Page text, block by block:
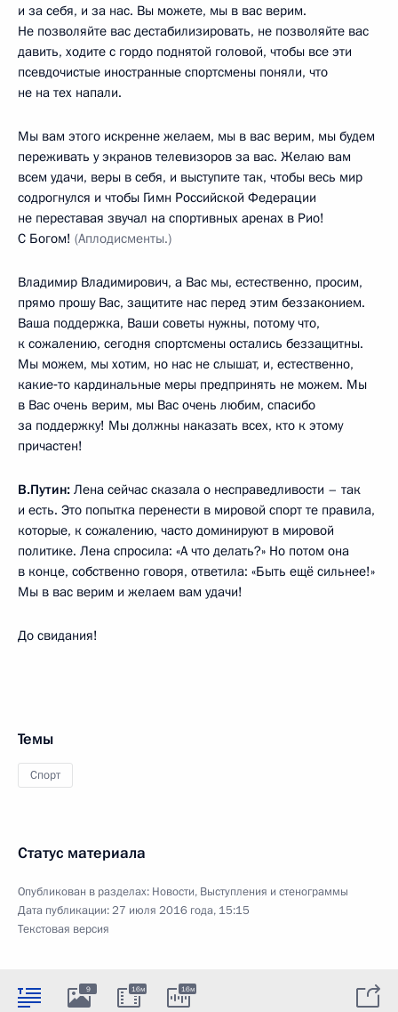
и за себя, и за нас. Вы можете, мы в вас верим.
Не позволяйте вас дестабилизировать, не позволяйте вас
давить, ходите с гордо поднятой головой, чтобы все эти
псевдочистые иностранные спортсмены поняли, что
не на тех напали.
Мы вам этого искренне желаем, мы в вас верим, мы будем
переживать у экранов телевизоров за вас. Желаю вам
всем удачи, веры в себя, и выступите так, чтобы весь мир
содрогнулся и чтобы Гимн Российской Федерации
не переставая звучал на спортивных аренах в Рио!
С Богом! (Аплодисменты.)
Владимир Владимирович, а Вас мы, естественно, просим,
прямо прошу Вас, защитите нас перед этим беззаконием.
Ваша поддержка, Ваши советы нужны, потому что,
к сожалению, сегодня спортсмены остались беззащитны.
Мы можем, мы хотим, но нас не слышат, и, естественно,
какие‑то кардинальные меры предпринять не можем. Мы
в Вас очень верим, мы Вас очень любим, спасибо
за поддержку! Мы должны наказать всех, кто к этому
причастен!
В.Путин: Лена сейчас сказала о несправедливости – так
и есть. Это попытка перенести в мировой спорт те правила,
которые, к сожалению, часто доминируют в мировой
политике. Лена спросила: «А что делать?» Но потом она
в конце, собственно говоря, ответила: «Быть ещё сильнее!»
Мы в вас верим и желаем вам удачи!
До свидания!
Темы
Спорт
Статус материала
Опубликован в разделах: Новости, Выступления и стенограммы
Дата публикации:27 июля 2016 года, 15:15
Текстовая версия
9 16м 16м